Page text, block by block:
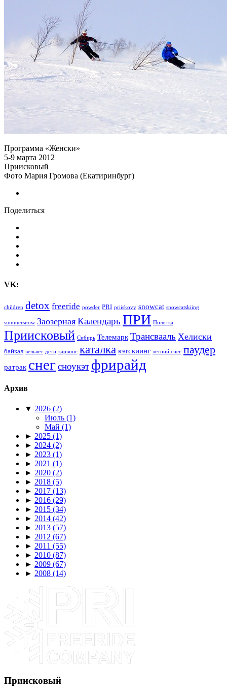
Программа «Женски»
5-9 марта 2012
Приисковый
Фото Мария Громова (Екатиринбург)
Поделиться
VK:
children detox freeride powder PRI priiskovy snowcat snowcatskiing
summersnow Заозерная Календарь ПРИ Пилотка
Приисковый Сибирь Телемарк Трансвааль Хелиски
байкал вельвет дети карвинг каталка кэтскиинг летний снег паудер
ратрак снегсноукэт фрирайд
Архив
▼ 2026 (2)
Июль (1)
Май (1)
► 2025 (1)
► 2024 (2)
► 2023 (1)
► 2021 (1)
► 2020 (2)
► 2018 (5)
► 2017 (13)
► 2016 (29)
► 2015 (34)
► 2014 (42)
► 2013 (57)
► 2012 (67)
► 2011 (55)
► 2010 (87)
► 2009 (67)
► 2008 (14)
Приисковый